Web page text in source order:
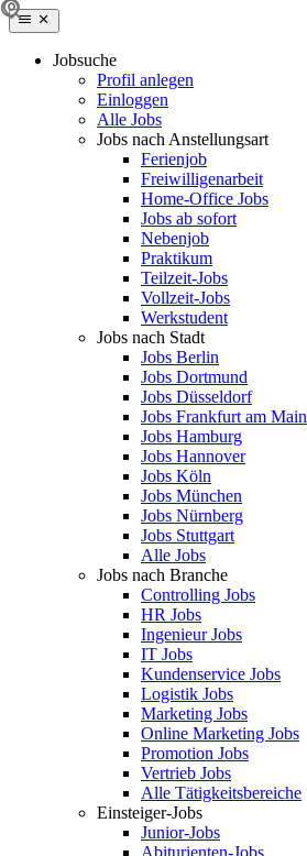
Jobsuche
Profil anlegen
Einloggen
Alle Jobs
Jobs nach Anstellungsart
Ferienjob
Freiwilligenarbeit
Home-Office Jobs
Jobs ab sofort
Nebenjob
Praktikum
Teilzeit-Jobs
Vollzeit-Jobs
Werkstudent
Jobs nach Stadt
Jobs Berlin
Jobs Dortmund
Jobs Düsseldorf
Jobs Frankfurt am Main
Jobs Hamburg
Jobs Hannover
Jobs Köln
Jobs München
Jobs Nürnberg
Jobs Stuttgart
Alle Jobs
Jobs nach Branche
Controlling Jobs
HR Jobs
Ingenieur Jobs
IT Jobs
Kundenservice Jobs
Logistik Jobs
Marketing Jobs
Online Marketing Jobs
Promotion Jobs
Vertrieb Jobs
Alle Tätigkeitsbereiche
Einsteiger-Jobs
Junior-Jobs
Abiturienten-Jobs